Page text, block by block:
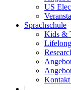
US
Sprachschule
Kids &